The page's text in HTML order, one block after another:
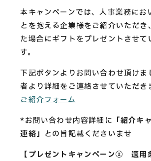
本キャンペーンでは、人事業務にお
とを抱える企業様をご紹介いただき
た場合にギフトをプレゼントさせて
す。
下記ボタンよりお問い合わせ頂けま
者より詳細をご連絡させていただき
ご紹介フォーム
*お問い合わせ内容詳細に 「紹介キ
連絡」 との旨記載くださいませ
【プレゼントキャンペーン② 適用